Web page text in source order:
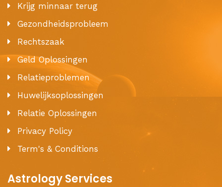
Krijg minnaar terug
Gezondheidsprobleem
Rechtszaak
Geld Oplossingen
Relatieproblemen
Huwelijksoplossingen
Relatie Oplossingen
Privacy Policy
Term's & Conditions
Astrology Services